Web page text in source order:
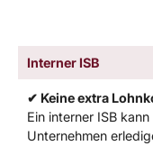
Interner ISB
✔ Keine extra
Ein interner ISB
Unternehmen